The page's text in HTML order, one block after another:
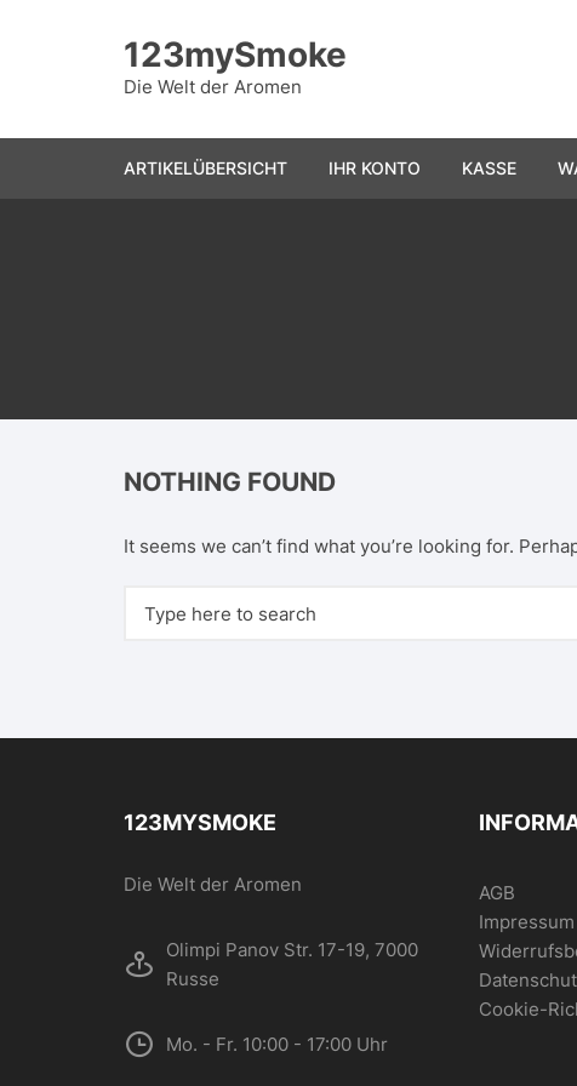
123mySmoke
Die Welt der Aromen
ARTIKELÜBERSICHT IHR KONTO KASSE
NOTHING FOUND
It seems we can’t find what you’re looking for.
123MYSMOKE
Die Welt der Aromen
Olimpi Panov Str. 17-19, 7000
Russe
Mo. - Fr. 10:00 - 17:00 Uhr
AGB
Impressum
Cookie-